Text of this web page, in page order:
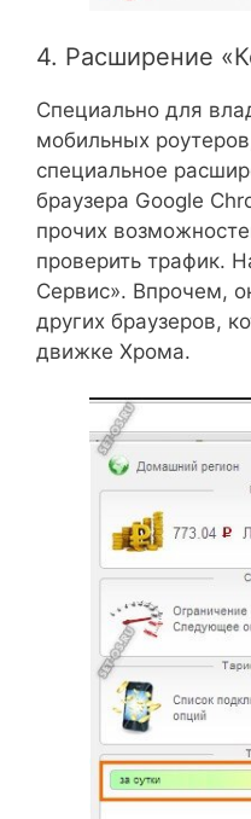
4. Расширение
Специально для
мобильных
специальное
браузера Google
прочих
проверить трафик.
Сервис». Впрочем,
других браузеров,
движке Хрома.